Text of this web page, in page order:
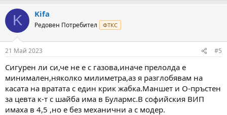
K Kifa
Редовен Потребител ФТКС
21 Май 2023 #5
Сигурен ли си,че не е с газова,иначе прелолда е
минимален,няколко милиметра,аз я разглобявам на
касата на вратата с един крик жабка.Маншет и О-пръстен
за цевта к-т с шайба има в Булармс.В софийския ВИП
имаха в 4,5 ,но е без механични а с модер.